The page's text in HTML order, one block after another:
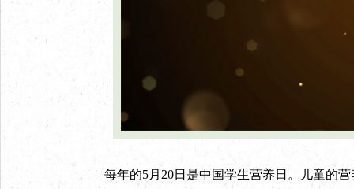
每年的5月20日是中国学生营养日。儿童的营